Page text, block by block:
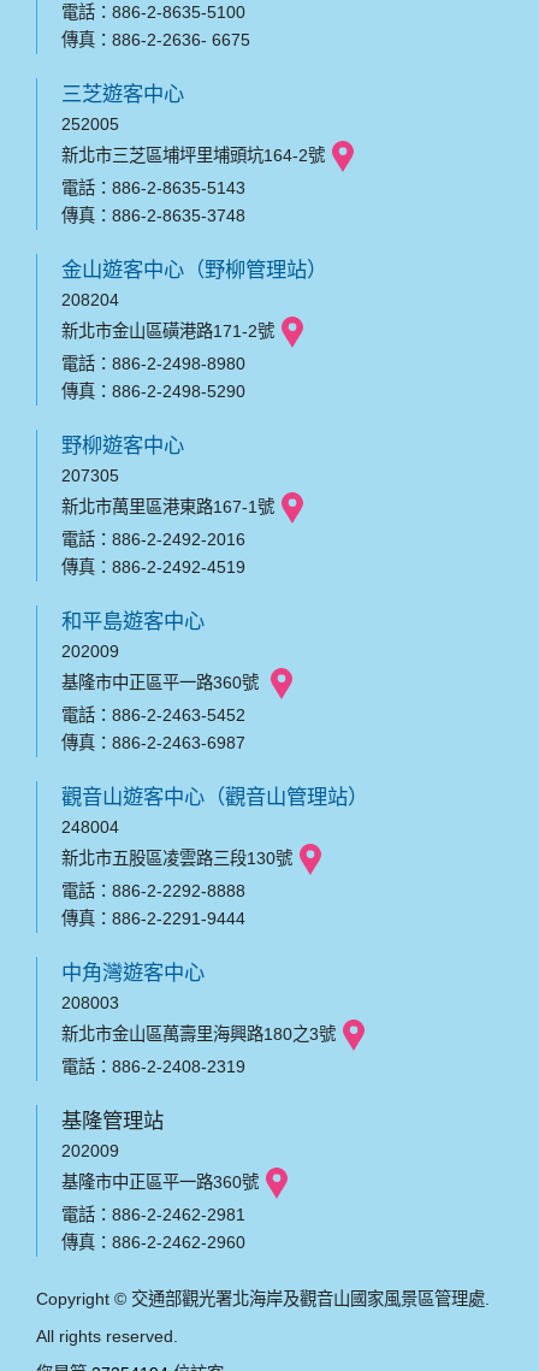
電話：886-2-8635-5100
傳真：886-2-2636- 6675
三芝遊客中心
252005
新北市三芝區埔坪里埔頭坑164-2號
電話：886-2-8635-5143
傳真：886-2-8635-3748
金山遊客中心（野柳管理站）
208204
新北市金山區磺港路171-2號
電話：886-2-2498-8980
傳真：886-2-2498-5290
野柳遊客中心
207305
新北市萬里區港東路167-1號
電話：886-2-2492-2016
傳真：886-2-2492-4519
和平島遊客中心
202009
基隆市中正區平一路360號
電話：886-2-2463-5452
傳真：886-2-2463-6987
觀音山遊客中心（觀音山管理站）
248004
新北市五股區凌雲路三段130號
電話：886-2-2292-8888
傳真：886-2-2291-9444
中角灣遊客中心
208003
新北市金山區萬壽里海興路180之3號
電話：886-2-2408-2319
基隆管理站
202009
基隆市中正區平一路360號
電話：886-2-2462-2981
傳真：886-2-2462-2960
Copyright © 交通部觀光署北海岸及觀音山國家風景區管理處.
All rights reserved.